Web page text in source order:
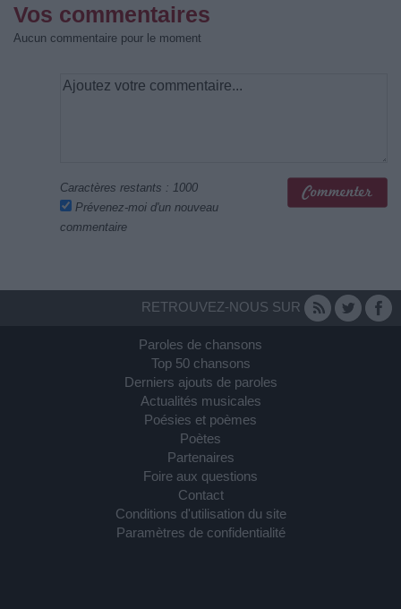
Vos commentaires
Aucun commentaire pour le moment
Caractères restants : 1000
Prévenez-moi d'un nouveau
commentaire
RETROUVEZ-NOUS SUR
Paroles de chansons
Top 50 chansons
Derniers ajouts de paroles
Actualités musicales
Poésies et poèmes
Poètes
Partenaires
Foire aux questions
Contact
Conditions d'utilisation du site
Paramètres de confidentialité